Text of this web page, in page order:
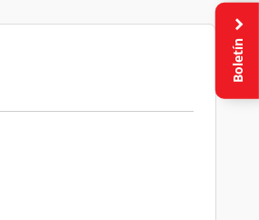
Boletín